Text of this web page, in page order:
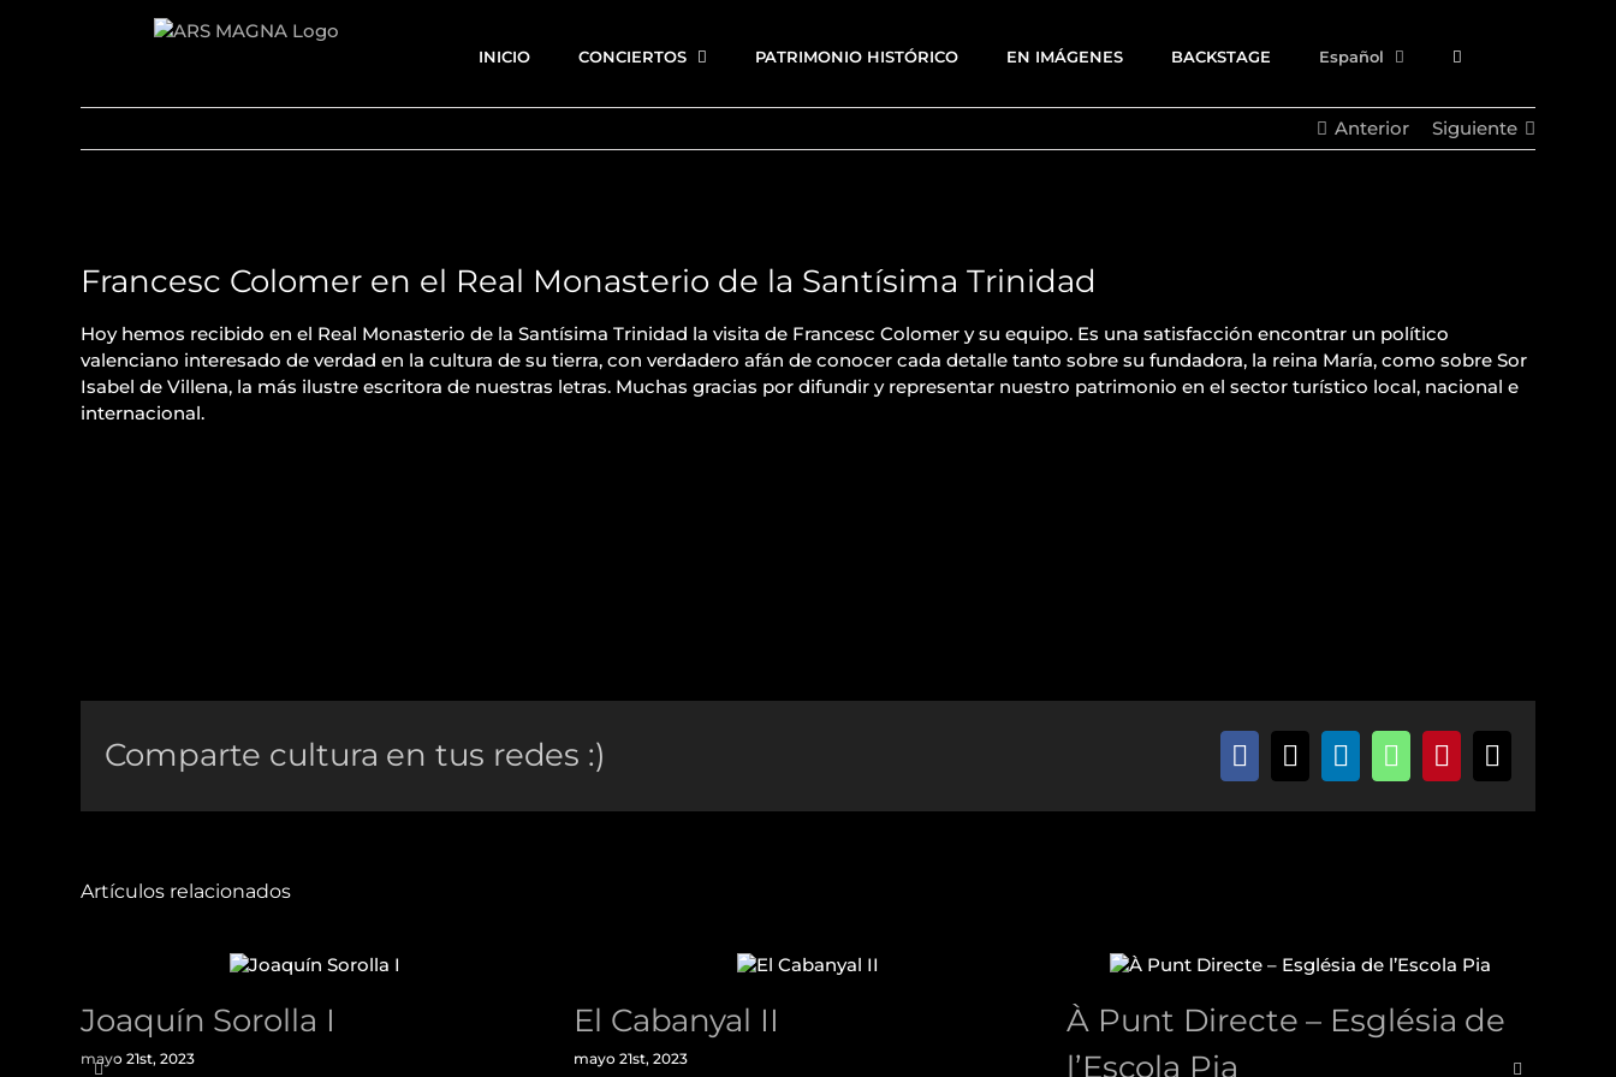
INICIO CONCIERTOS PATRIMONIO HISTÓRICO EN IMÁGENES BACKSTAGE Español
Anterior Siguiente
Francesc Colomer en el Real Monasterio de la Santísima Trinidad
Hoy hemos recibido en el Real Monasterio de la Santísima Trinidad la visita de Francesc Colomer y su equipo. Es una satisfacción encontrar un político
valenciano interesado de verdad en la cultura de su tierra, con verdadero afán de conocer cada detalle tanto sobre su fundadora, la reina María, como sobre Sor
Isabel de Villena, la más ilustre escritora de nuestras letras. Muchas gracias por difundir y representar nuestro patrimonio en el sector turístico local, nacional e
internacional.
Comparte cultura en tus redes :) Facebook
X LinkedIn
WhatsApp
Pinterest
Correo
Artículos relacionados
Joaquín Sorolla I
mayo 21st, 2023
El Cabanyal II
mayo 21st, 2023
À Punt Directe – Església de
l’Escola Pia